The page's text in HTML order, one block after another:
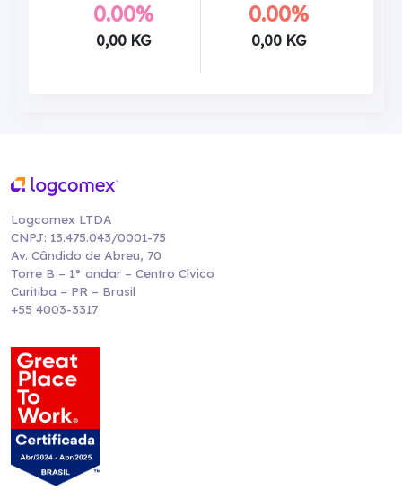
0.00%
0,00 KG
0.00%
0,00 KG
Logcomex LTDA
CNPJ: 13.475.043/0001-75
Av. Cândido de Abreu, 70
Torre B – 1° andar – Centro Cívico
Curitiba – PR – Brasil
+55 4003-3317